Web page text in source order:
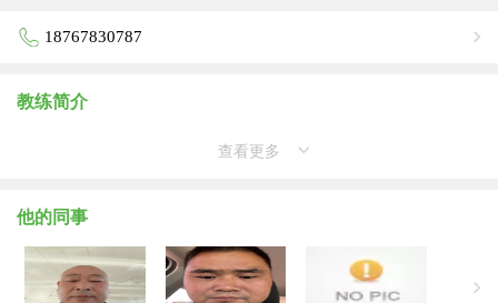
18767830787
教练简介
查看更多
他的同事